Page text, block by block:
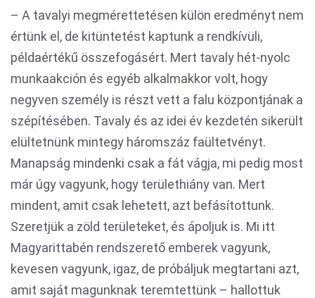
– A tavalyi megmérettetésen külön eredményt nem
értünk el, de kitüntetést kaptunk a rendkívüli,
példaértékű összefogásért. Mert tavaly hét-nyolc
munkaakción és egyéb alkalmakkor volt, hogy
negyven személy is részt vett a falu központjának a
szépítésében. Tavaly és az idei év kezdetén sikerült
elültetnünk mintegy háromszáz faültetvényt.
Manapság mindenki csak a fát vágja, mi pedig most
már úgy vagyunk, hogy területhiány van. Mert
mindent, amit csak lehetett, azt befásítottunk.
Szeretjük a zöld területeket, és ápoljuk is. Mi itt
Magyarittabén rendszerető emberek vagyunk,
kevesen vagyunk, igaz, de próbáljuk megtartani azt,
amit saját magunknak teremtettünk – hallottuk